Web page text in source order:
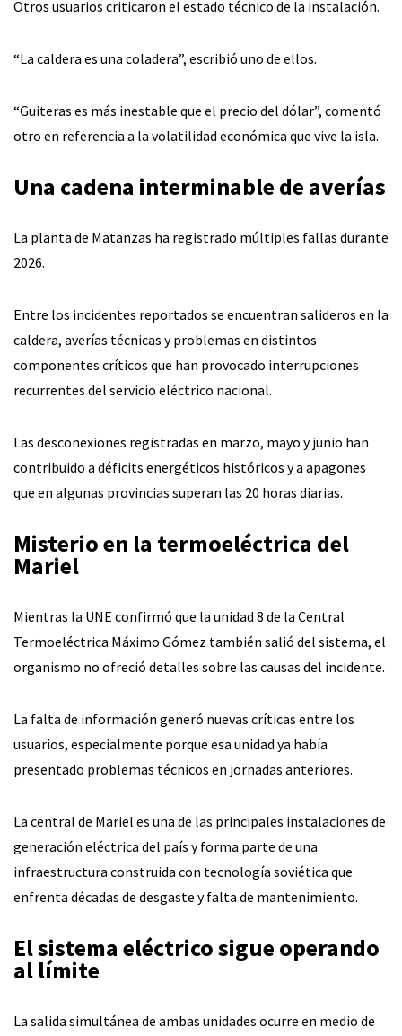
Otros usuarios criticaron el estado técnico de la instalación.
“La caldera es una coladera”, escribió uno de ellos.
“Guiteras es más inestable que el precio del dólar”, comentó
otro en referencia a la volatilidad económica que vive la isla.
Una cadena interminable de averías
La planta de Matanzas ha registrado múltiples fallas durante
2026.
Entre los incidentes reportados se encuentran salideros en la
caldera, averías técnicas y problemas en distintos
componentes críticos que han provocado interrupciones
recurrentes del servicio eléctrico nacional.
Las desconexiones registradas en marzo, mayo y junio han
contribuido a déficits energéticos históricos y a apagones
que en algunas provincias superan las 20 horas diarias.
Misterio en la termoeléctrica del
Mariel
Mientras la UNE confirmó que la unidad 8 de la Central
Termoeléctrica Máximo Gómez también salió del sistema, el
organismo no ofreció detalles sobre las causas del incidente.
La falta de información generó nuevas críticas entre los
usuarios, especialmente porque esa unidad ya había
presentado problemas técnicos en jornadas anteriores.
La central de Mariel es una de las principales instalaciones de
generación eléctrica del país y forma parte de una
infraestructura construida con tecnología soviética que
enfrenta décadas de desgaste y falta de mantenimiento.
El sistema eléctrico sigue operando
al límite
La salida simultánea de ambas unidades ocurre en medio de